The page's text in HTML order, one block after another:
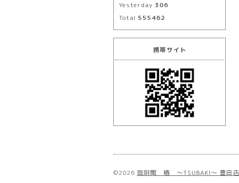
Yesterday 306
Total 555462
携帯サイト
©2026 珈琲館 椿 ～TSUBAKI～ 豊田店